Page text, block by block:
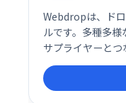
Webdropは、ド
ルです。多種多
サプライヤーと
り、販売する製
性の高いドロップ
きます。